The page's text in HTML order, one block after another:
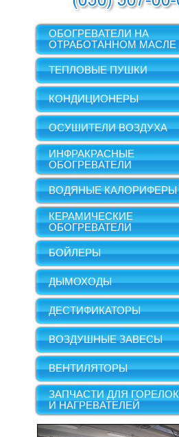
ОБОГРЕВАТЕЛИ НА
ОТРАБОТАННОМ МАСЛЕ
ТЕПЛОВЫЕ ПУШКИ
КОНДИЦИОНЕРЫ
ОСУШИТЕЛИ ВОЗДУХА
ИНФРАКРАСНЫЕ
ОБОГРЕВАТЕЛИ
ВОДЯНЫЕ КАЛОРИФЕРЫ
КЕРАМИЧЕСКИЕ
ОБОГРЕВАТЕЛИ
БОЙЛЕРЫ
ДЫМОХОДЫ
ДЕСТИФИКАТОРЫ
ВОЗДУШНЫЕ ЗАВЕСЫ
ВЕНТИЛЯТОРЫ
ЗАПЧАСТИ ДЛЯ ГОРЕЛОК
И НАГРЕВАТЕЛЕЙ